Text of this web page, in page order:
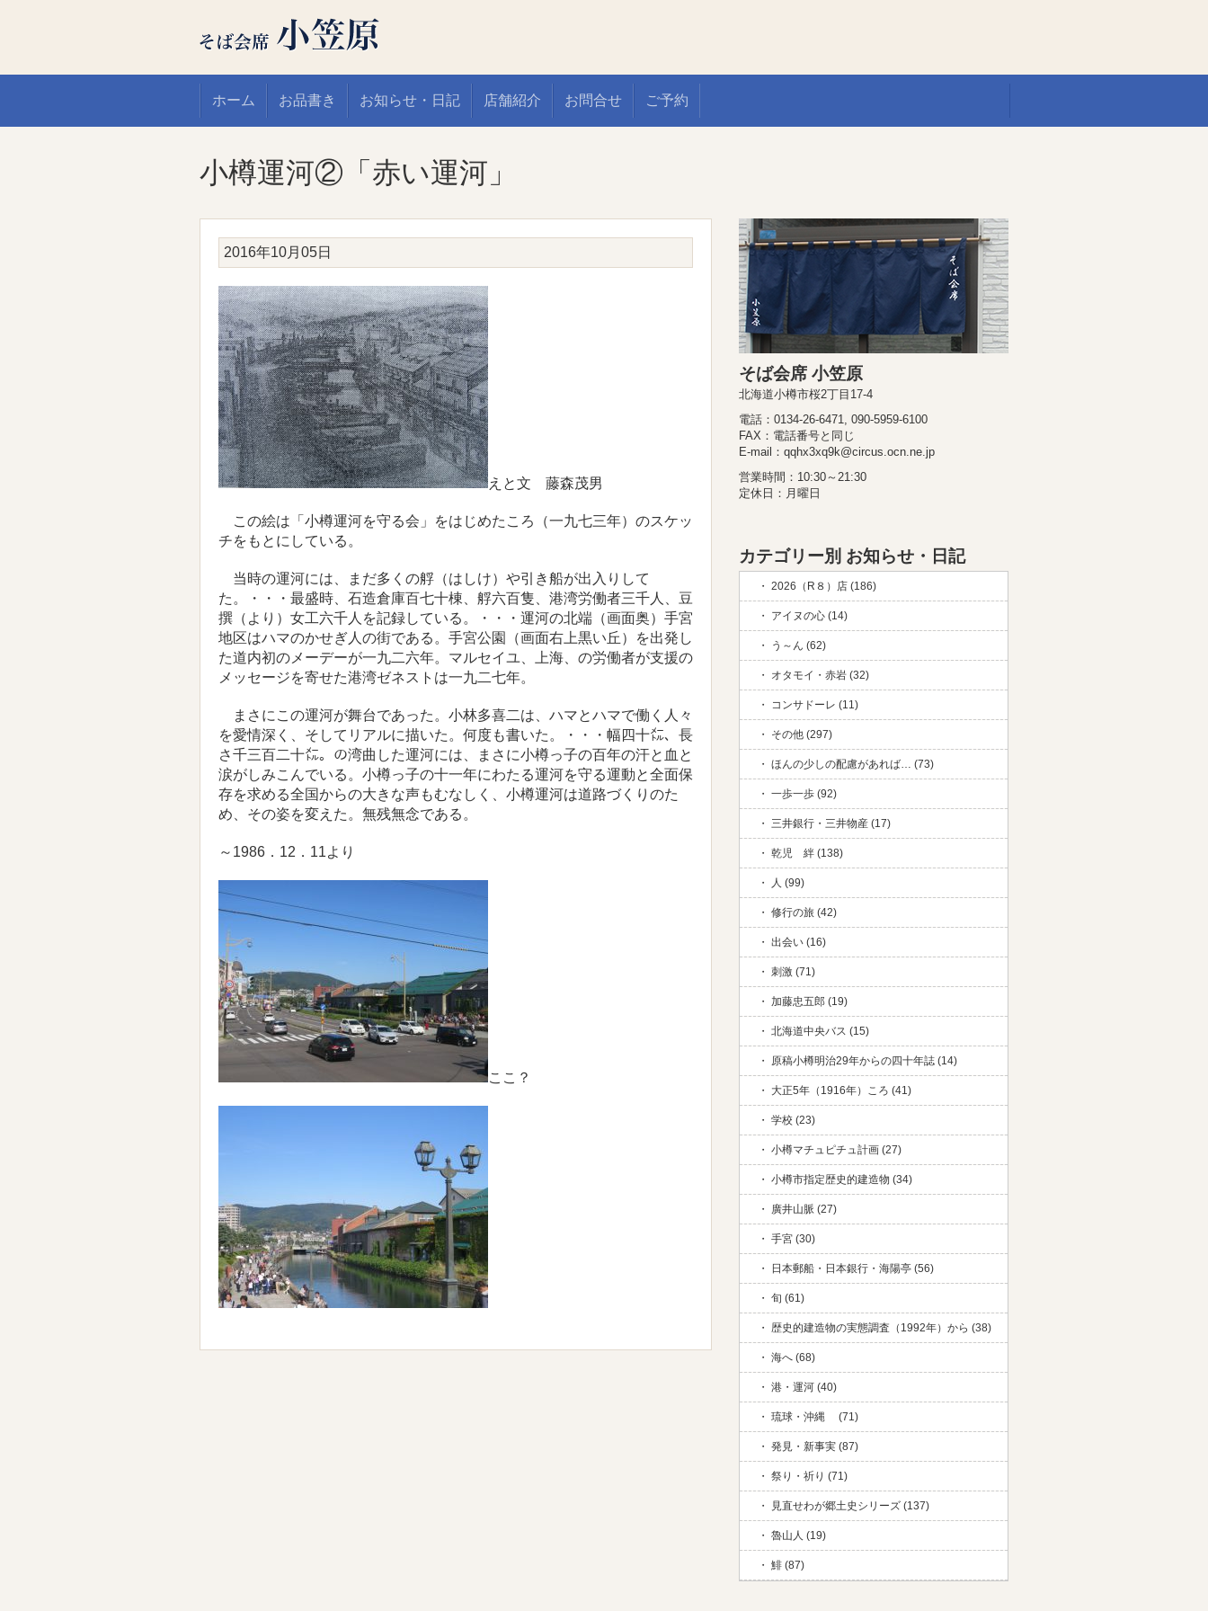
ホーム お品書き お知らせ・日記 店舗紹介 お問合せ ご予約
小樽運河②「赤い運河」
2016年10月05日
えと文 藤森茂男
この絵は「小樽運河を守る会」をはじめたころ（一九七三年）のスケッ
チをもとにしている。
当時の運河には、まだ多くの艀（はしけ）や引き船が出入りして
た。・・・最盛時、石造倉庫百七十棟、艀六百隻、港湾労働者三千人、豆
撰（より）女工六千人を記録している。・・・運河の北端（画面奥）手宮
地区はハマのかせぎ人の街である。手宮公園（画面右上黒い丘）を出発し
た道内初のメーデーが一九二六年。マルセイユ、上海、の労働者が支援の
メッセージを寄せた港湾ゼネストは一九二七年。
まさにこの運河が舞台であった。小林多喜二は、ハマとハマで働く人々
を愛情深く、そしてリアルに描いた。何度も書いた。・・・幅四十㍍、長
さ千三百二十㍍。の湾曲した運河には、まさに小樽っ子の百年の汗と血と
涙がしみこんでいる。小樽っ子の十一年にわたる運河を守る運動と全面保
存を求める全国からの大きな声もむなしく、小樽運河は道路づくりのた
め、その姿を変えた。無残無念である。
～1986．12．11より
ここ？
そば会席 小笠原
北海道小樽市桜2丁目17-4
電話：0134-26-6471, 090-5959-6100
FAX：電話番号と同じ
E-mail：qqhx3xq9k@circus.ocn.ne.jp
営業時間：10:30～21:30
定休日：月曜日
カテゴリー別 お知らせ・日記
2026（R８）店 (186)
アイヌの心 (14)
う～ん (62)
オタモイ・赤岩 (32)
コンサドーレ (11)
その他 (297)
ほんの少しの配慮があれば… (73)
一歩一歩 (92)
三井銀行・三井物産 (17)
乾児 絆 (138)
人 (99)
修行の旅 (42)
出会い (16)
刺激 (71)
加藤忠五郎 (19)
北海道中央バス (15)
原稿小樽明治29年からの四十年誌 (14)
大正5年（1916年）ころ (41)
学校 (23)
小樽マチュピチュ計画 (27)
小樽市指定歴史的建造物 (34)
廣井山脈 (27)
手宮 (30)
日本郵船・日本銀行・海陽亭 (56)
旬 (61)
歴史的建造物の実態調査（1992年）から (38)
海へ (68)
港・運河 (40)
琉球・沖縄 (71)
発見・新事実 (87)
祭り・祈り (71)
見直せわが郷土史シリーズ (137)
魯山人 (19)
鯡 (87)